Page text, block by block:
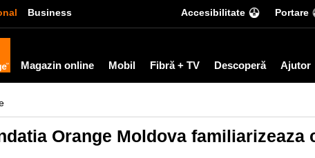
Business Accesibilitate Portare
Magazin online Mobil Fibră + TV Descoperă Ajutor
Orange Moldova